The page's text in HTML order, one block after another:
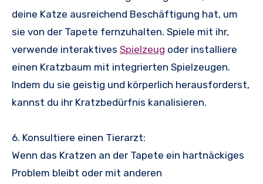
deine Katze ausreichend Beschäftigung hat, um
sie von der Tapete fernzuhalten. Spiele mit ihr,
verwende interaktives Spielzeug oder installiere
einen Kratzbaum mit integrierten Spielzeugen.
Indem du sie geistig und körperlich herausforderst,
kannst du ihr Kratzbedürfnis kanalisieren.
6. Konsultiere einen Tierarzt:
Wenn das Kratzen an der Tapete ein hartnäckiges
Problem bleibt oder mit anderen